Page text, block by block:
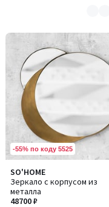
-55% по коду 5525
SO'HOME
Зеркало с корпусом из
металла
48700 ₽